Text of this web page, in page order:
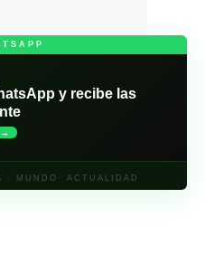
y recibe las
· MUNDO· ACTUALIDAD